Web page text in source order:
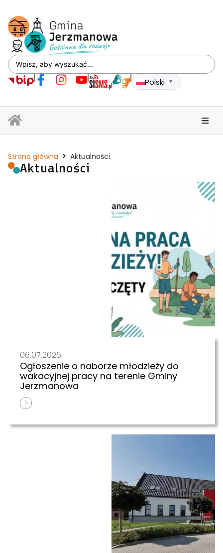
Polski ▼
Strona główna Aktualności
Aktualności
06.07.2026
Ogłoszenie o naborze młodzieży do
wakacyjnej pracy na terenie Gminy
Jerzmanowa